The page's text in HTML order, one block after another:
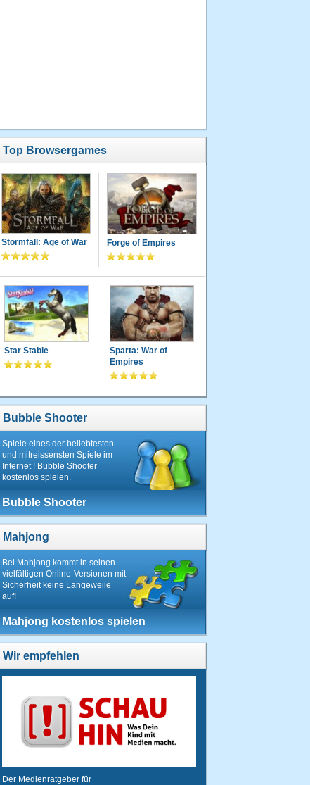
Top Browsergames
Stormfall: Age of War Forge of Empires
Star Stable
Sparta: War of
Empires
Bubble Shooter
Spiele eines der beliebtesten
und mitreissensten Spiele im
Internet ! Bubble Shooter
kostenlos spielen.
Bubble Shooter
Mahjong
Bei Mahjong kommt in seinen
vielfältigen Online-Versionen mit
Sicherheit keine Langeweile
auf!
Mahjong kostenlos spielen
Wir empfehlen
Der Medienratgeber für